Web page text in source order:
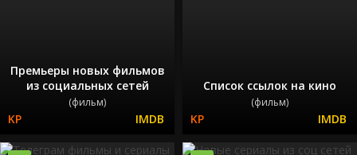
Премьеры новых фильмов
из социальных сетей
(фильм)
Список ссылок на кино
(фильм)